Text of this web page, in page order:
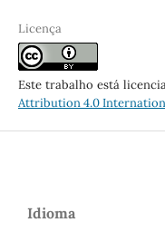
Licença
Este trabalho está
Attribution 4.0
Idioma